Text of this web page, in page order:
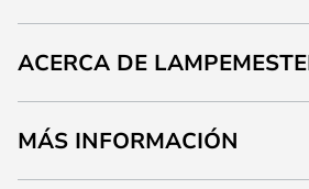
ACERCA DE
MÁS INFORMACIÓN